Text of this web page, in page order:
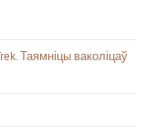
Таямніцы ваколіцаў